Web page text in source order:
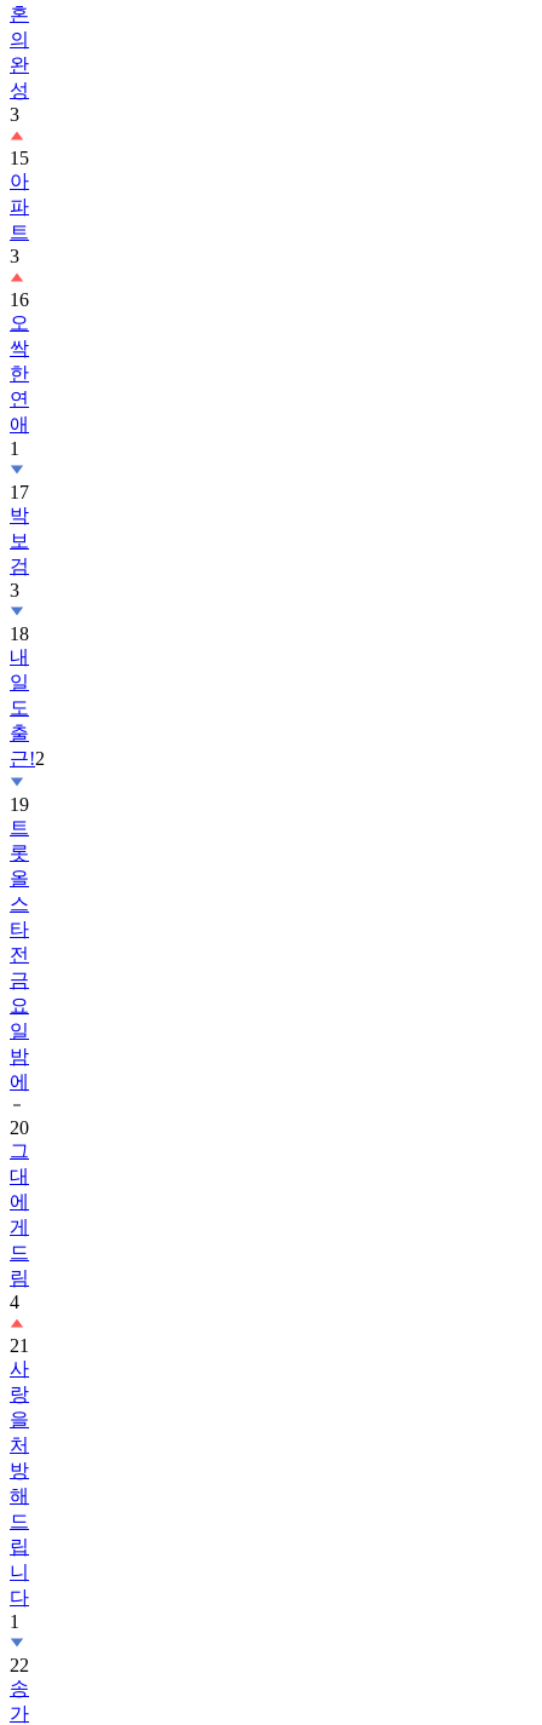
혼
의
완
성
3
15
아
파
트
3
16
오
싹
한
연
애
1
17
박
보
검
3
18
내
일
도
출
근!2
19
트
롯
올
스
타
전
금
요
일
밤
에
20
그
대
에
게
드
림
4
21
사
랑
을
처
방
해
드
립
니
다
1
22
송
가